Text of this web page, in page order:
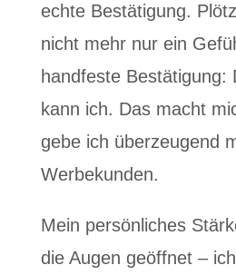
echte Bestätigung.
nicht mehr nur ein
handfeste Bestätigung:
kann ich. Das macht
gebe ich überzeugend
Werbekunden.
Mein persönliches
die Augen geöffnet –